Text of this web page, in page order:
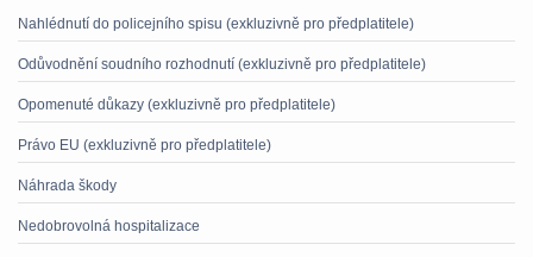
Nahlédnutí do policejního spisu (exkluzivně pro předplatitele)
Odůvodnění soudního rozhodnutí (exkluzivně pro předplatitele)
Opomenuté důkazy (exkluzivně pro předplatitele)
Právo EU (exkluzivně pro předplatitele)
Náhrada škody
Nedobrovolná hospitalizace